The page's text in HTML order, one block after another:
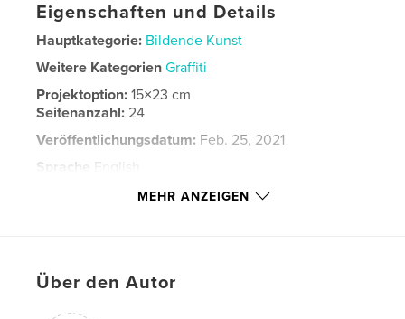
Eigenschaften und Details
Hauptkategorie: Bildende Kunst
Weitere Kategorien Graffiti
Projektoption:15×23 cm
Seitenanzahl: 24
Veröffentlichungsdatum: Feb. 25, 2021
Sprache
English
SchlüsselwörterMEHR ANZEIGEN
Über den Autor